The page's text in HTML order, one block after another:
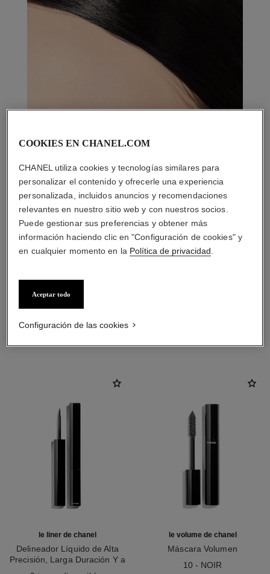
le liner de chanel
Delineador Líquido de Alta
Precisión, Larga Duración Y a
le volume de chanel
Máscara Volumen
10 - NOIR
COOKIES EN CHANEL.COM
CHANEL utiliza cookies y tecnologías similares para
personalizar el contenido y ofrecerle una experiencia
personalizada, incluidos anuncios y recomendaciones
relevantes en nuestro sitio web y con nuestros socios.
Puede gestionar sus preferencias y obtener más
información haciendo clic en "Configuración de cookies" y
en cualquier momento en la Política de privacidad
Aceptar todo
Configuración de las cookies